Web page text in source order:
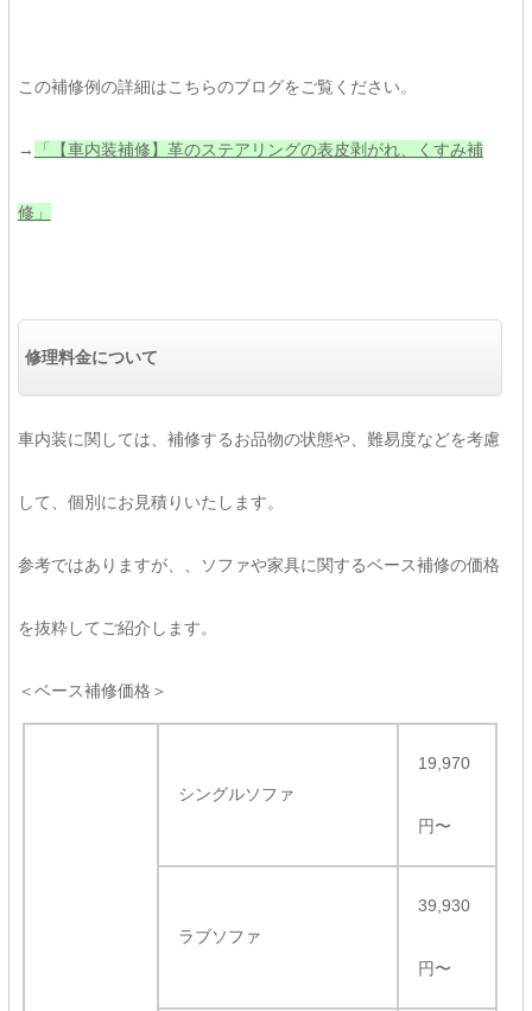
この補修例の詳細はこちらのブログをご覧ください。
→ 「【車内装補修】革のステアリングの表皮剥がれ、くすみ補
修」
修理料金について
車内装に関しては、補修するお品物の状態や、難易度などを考慮
して、個別にお見積りいたします。
参考ではありますが、、ソファや家具に関するベース補修の価格
を抜粋してご紹介します。
＜ベース補修価格＞
シングルソファ
19,970
円〜
ラブソファ
39,930
円〜